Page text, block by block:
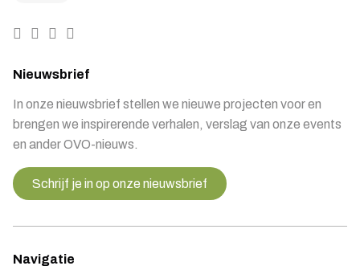
Nieuwsbrief
In onze nieuwsbrief stellen we nieuwe projecten voor en
brengen we inspirerende verhalen, verslag van onze events
en ander OVO-nieuws.
Schrijf je in op onze nieuwsbrief
Navigatie